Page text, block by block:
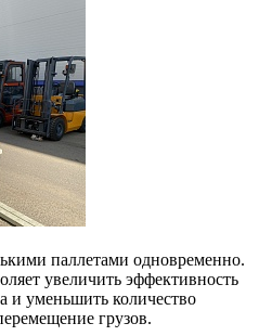
паллетами одновременно.
увеличить эффективность
и уменьшить количество
грузов.